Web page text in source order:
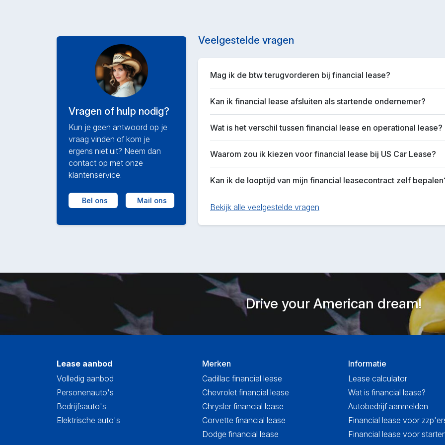
Veelgestelde vragen
Mag ik de btw terugvorderen bij financial lease?
Kan ik financial lease afsluiten als startende ondernemer?
Wat is het verschil tussen financial lease en operational lease?
Waarom zou ik kiezen voor financial lease bij US Car Lease?
Kan ik de looptijd van mijn financial leasecontract zelf
Bekijk alle veelgestelde vragen
Vragen of hulp nodig?
Kun je geen antwoord op je
vraag vinden of kom je
ergens niet uit? Neem dan
contact op met onze
klantenservice.
Bel ons Mail ons
Drive your American dream!
Lease aanbod
Volledig aanbod
Personenauto's
Bedrijfsauto's
Elektrische auto's
Merken
Cadillac financial lease
Chevrolet financial lease
Chrysler financial lease
Corvette financial lease
Dodge financial lease
Informatie
Lease calculator
Wat is financial lease?
Autobedrijf aanmelden
Financial lease voor
Financial lease voor